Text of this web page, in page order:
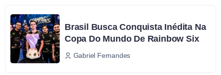
Brasil Busca Conquista Inédita Na
Copa Do Mundo De Rainbow Six
Gabriel Fernandes